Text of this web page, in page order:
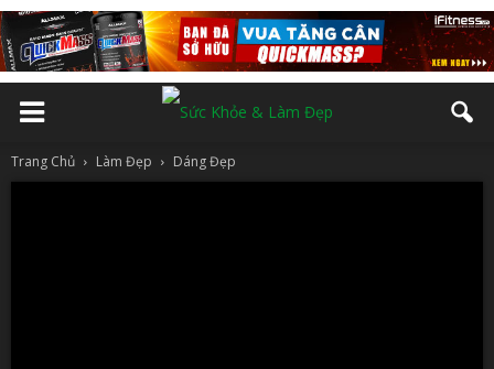
Trang Chủ Làm Đẹp Dáng Đẹp